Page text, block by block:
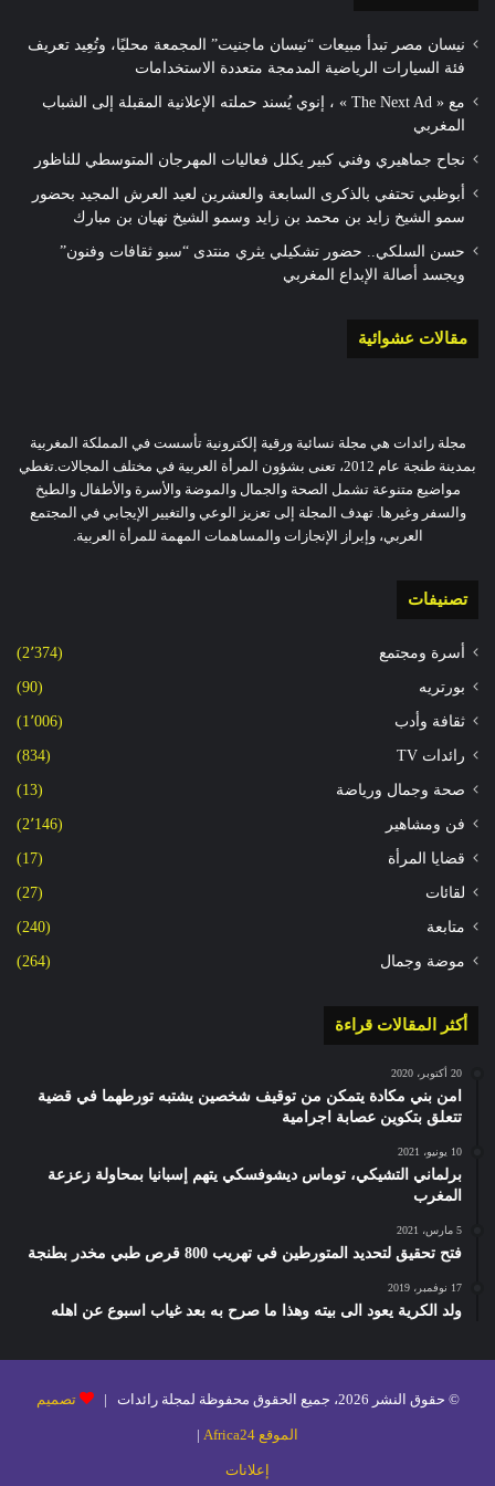
نيسان مصر تبدأ مبيعات “نيسان ماجنيت” المجمعة محليًا، وتُعِيد تعريف
فئة السيارات الرياضية المدمجة متعددة الاستخدامات
مع « The Next Ad » ، إنوي يُسند حملته الإعلانية المقبلة إلى الشباب
المغربي
نجاح جماهيري وفني كبير يكلل فعاليات المهرجان المتوسطي للناظور
أبوظبي تحتفي بالذكرى السابعة والعشرين لعيد العرش المجيد بحضور
سمو الشيخ زايد بن محمد بن زايد وسمو الشيخ نهيان بن مبارك
حسن السلكي.. حضور تشكيلي يثري منتدى “سبو ثقافات وفنون”
ويجسد أصالة الإبداع المغربي
مقالات عشوائية
مجلة رائدات هي مجلة نسائية ورقية إلكترونية تأسست في المملكة المغربية
بمدينة طنجة عام 2012، تعنى بشؤون المرأة العربية في مختلف المجالات.تغطي
مواضيع متنوعة تشمل الصحة والجمال والموضة والأسرة والأطفال والطبخ
والسفر وغيرها. تهدف المجلة إلى تعزيز الوعي والتغيير الإيجابي في المجتمع
العربي، وإبراز الإنجازات والمساهمات المهمة للمرأة العربية.
تصنيفات
أسرة ومجتمع (2٬374)
بورتريه (90)
ثقافة وأدب (1٬006)
رائدات TV (834)
صحة وجمال ورياضة (13)
فن ومشاهير (2٬146)
قضايا المرأة (17)
لقائات (27)
متابعة (240)
موضة وجمال (264)
أكثر المقالات قراءة
20 أكتوبر، 2020
امن بني مكادة يتمكن من توقيف شخصين يشتبه تورطهما في قضية
تتعلق بتكوين عصابة اجرامية
10 يونيو، 2021
برلماني التشيكي، توماس ديشوفسكي يتهم إسبانيا بمحاولة زعزعة
المغرب
5 مارس، 2021
فتح تحقيق لتحديد المتورطين في تهريب 800 قرص طبي مخدر بطنجة
17 نوفمبر، 2019
ولد الكرية يعود الى بيته وهذا ما صرح به بعد غياب اسبوع عن اهله
© حقوق النشر 2026، جميع الحقوق محفوظة لمجلة رائدات | تصميم
الموقع Africa24 |
إعلانات